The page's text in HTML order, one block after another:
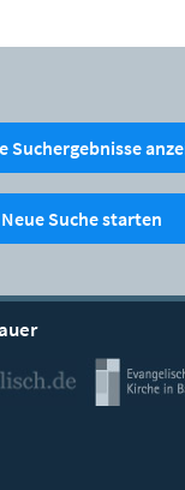
Suchergebnisse
Neue Suche starten